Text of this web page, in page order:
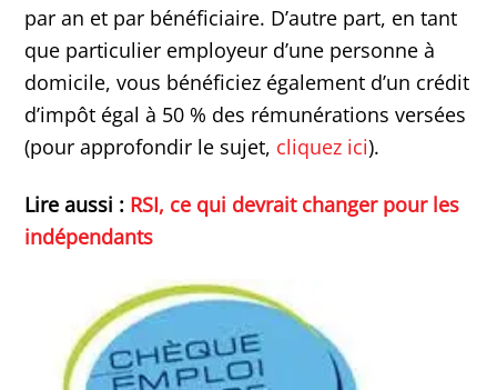
par an et par bénéficiaire. D’autre part, en tant
que particulier employeur d’une personne à
domicile, vous bénéficiez également d’un crédit
d’impôt égal à 50 % des rémunérations versées
(pour approfondir le sujet, cliquez ici).
Lire aussi : RSI, ce qui devrait changer pour les
indépendants